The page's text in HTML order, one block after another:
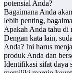
potensial Anda?
Bagaimana Anda
lebih penting,
Apakah Anda tahu di
Dengan kata lain,
Anda? Ini harus
produk Anda dan
Identifikasi sifat daya